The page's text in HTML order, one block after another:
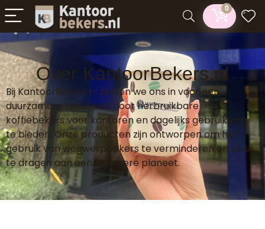
0
Over KantoorBekers.nl
Bij KantoorBekers.nl zetten we ons in voor een
duurzamere toekomst door herbruikbare
koffiebekers voor kantoren en dagelijks gebruik aan
te bieden. Onze producten zijn ontworpen om het
gebruik van wegwerpbekers te verminderen en zo bij
te dragen aan een schonere planeet.